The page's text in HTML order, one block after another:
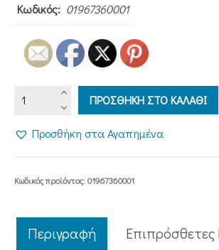
Κωδικός: 01967360001
ΜΠΡΕΛΟΚ
ΣΚΑΛΙΣΤΟ
(ΣΤΑΥΡΟΣ)
ΠΡΟΣΘΗΚΗ ΣΤΟ ΚΑΛΑΘΙ
Προσθήκη στα Αγαπημένα
Κωδικός προϊόντος:01967360001
Περιγραφή